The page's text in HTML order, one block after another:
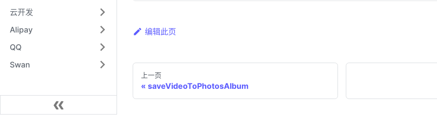
云开发
Alipay
QQ
Swan
编辑此页
上一页
saveVideoToPhotosAlbum